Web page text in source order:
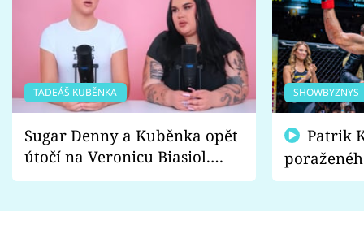
TADEÁŠ KUBĚNKA
Sugar Denny a Kuběnka opět
útočí na Veronicu Biasiol.
Proč je podle nich falešná a
SHOWBYZNYS
fanoušci